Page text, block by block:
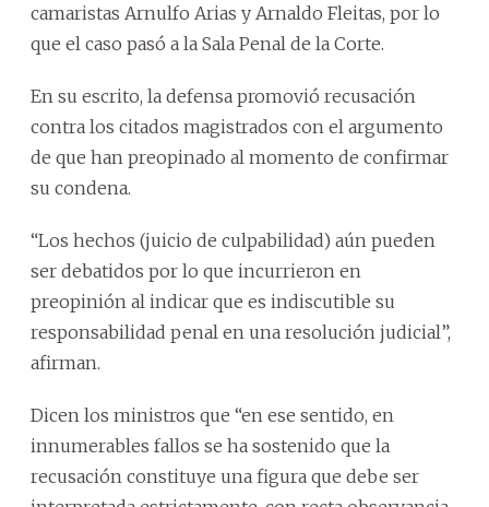
camaristas Arnulfo Arias y Arnaldo Fleitas, por lo
que el caso pasó a la Sala Penal de la Corte.
En su escrito, la defensa promovió recusación
contra los citados magistrados con el argumento
de que han preopinado al momento de confirmar
su condena.
“Los hechos (juicio de culpabilidad) aún pueden
ser debatidos por lo que incurrieron en
preopinión al indicar que es indiscutible su
responsabilidad penal en una resolución judicial”,
afirman.
Dicen los ministros que “en ese sentido, en
innumerables fallos se ha sostenido que la
recusación constituye una figura que debe ser